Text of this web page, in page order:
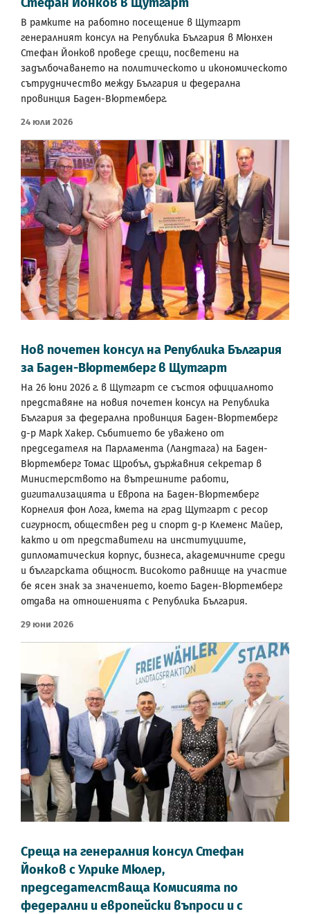
В рамките на работно посещение в Щутгарт
генералният консул на Република България в Мюнхен
Стефан Йонков проведе срещи, посветени на
задълбочаването на политическото и икономическото
сътрудничество между България и федерална
провинция Баден-Вюртемберг.
24 Юли 2026
Нов почетен консул на Република България
за Баден-Вюртемберг в Щутгарт
На 26 юни 2026 г. в Щутгарт се състоя официалното
представяне на новия почетен консул на Република
България за федерална провинция Баден-Вюртемберг
д-р Марк Хакер. Събитието бе уважено от
председателя на Парламента (Ландтага) на Баден-
Вюртемберг Томас Щробъл, държавния секретар в
Министерството на вътрешните работи,
дигитализацията и Европа на Баден-Вюртемберг
Корнелия фон Лога, кмета на град Щутгарт с ресор
сигурност, обществен ред и спорт д-р Клеменс Майер,
както и от представители на институциите,
дипломатическия корпус, бизнеса, академичните среди
и българската общност. Високото равнище на участие
бе ясен знак за значението, което Баден-Вюртемберг
отдава на отношенията с Република България.
29 Юни 2026
Среща на генералния консул Стефан
Йонков с Улрике Мюлер,
председателстваща Комисията по
федерални и европейски въпроси и с